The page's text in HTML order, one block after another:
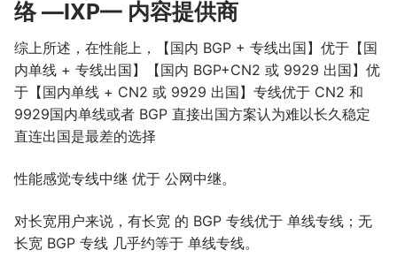
络 —IXP— 内容提供商
综上所述，在性能上，【国内 BGP + 专线出国】优于【国
内单线 + 专线出国】【国内 BGP+CN2 或 9929 出国】优
于【国内单线 + CN2 或 9929 出国】专线优于 CN2 和
9929国内单线或者 BGP 直接出国方案认为难以长久稳定
直连出国是最差的选择
性能感觉专线中继 优于 公网中继。
对长宽用户来说，有长宽 的 BGP 专线优于 单线专线；无
长宽 BGP 专线 几乎约等于 单线专线。